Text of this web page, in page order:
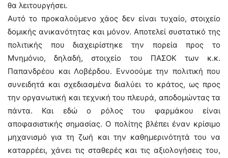
θα λειτουργήσει.
Αυτό το προκαλούμενο χάος δεν είναι τυχαίο, στοιχείο
δομικής ανικανότητας και μόνον. Αποτελεί συστατικό της
πολιτικής που διαχειρίστηκε την πορεία προς το
Μνημόνιο, δηλαδή, στοιχείο του ΠΑΣΟΚ των κ.κ.
Παπανδρέου και Λοβέρδου. Εννοούμε την πολιτική που
συνειδητά και σχεδιασμένα διαλύει το κράτος, ως προς
την οργανωτική και τεχνική του πλευρά, αποδομώντας τα
πάντα. Και εδώ ο ρόλος του φαρμάκου είναι
αποφασιστικής σημασίας. Ο πολίτης βλέπει έναν κρίσιμο
μηχανισμό για τη ζωή και την καθημερινότητά του να
καταρρέει, χάνει τις σταθερές και τις αξιολογήσεις του,